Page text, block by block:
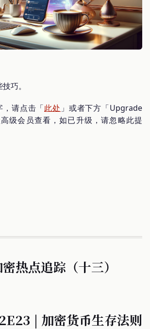
巧。
，请点击「此处 」或者下方「Upgrade
级会员查看，如已升级，请忽略此提
热点追踪（十三）
| 加密货币生存法则